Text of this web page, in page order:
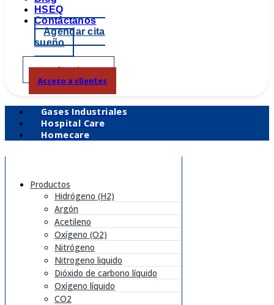
HSEQ
Contáctanos
Agendar cita
sueño
Portal pacientes
Acceso a clientes
Gases Industriales
Hospital Care
Homecare
Productos
Hidrógeno (H2)
Argón
Acetileno
Oxígeno (O2)
Nitrógeno
Nitrogeno liquido
Dióxido de carbono líquido
Oxígeno líquido
CO2